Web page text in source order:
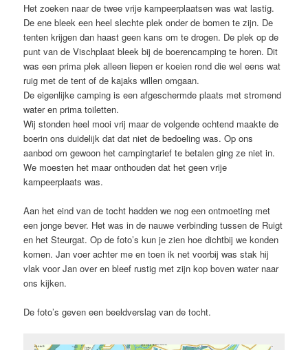
Het zoeken naar de twee vrije kampeerplaatsen was wat lastig.
De ene bleek een heel slechte plek onder de bomen te zijn. De
tenten krijgen dan haast geen kans om te drogen. De plek op de
punt van de Vischplaat bleek bij de boerencamping te horen. Dit
was een prima plek alleen liepen er koeien rond die wel eens wat
ruig met de tent of de kajaks willen omgaan.
De eigenlijke camping is een afgeschermde plaats met stromend
water en prima toiletten.
Wij stonden heel mooi vrij maar de volgende ochtend maakte de
boerin ons duidelijk dat dat niet de bedoeling was. Op ons
aanbod om gewoon het campingtarief te betalen ging ze niet in.
We moesten het maar onthouden dat het geen vrije
kampeerplaats was.
Aan het eind van de tocht hadden we nog een ontmoeting met
een jonge bever. Het was in de nauwe verbinding tussen de Ruigt
en het Steurgat. Op de foto’s kun je zien hoe dichtbij we konden
komen. Jan voer achter me en toen ik net voorbij was stak hij
vlak voor Jan over en bleef rustig met zijn kop boven water naar
ons kijken.
De foto’s geven een beeldverslag van de tocht.